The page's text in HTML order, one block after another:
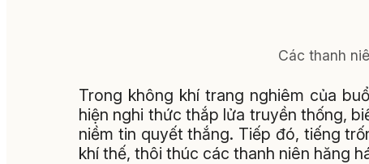
Các thanh
Trong không khí trang nghiêm của
hiện nghi thức thắp lửa truyền thống,
niềm tin quyết thắng. Tiếp đó, tiếng
khí thế, thôi thúc các thanh niên hăng